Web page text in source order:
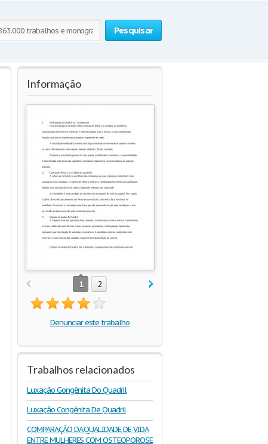
Pesquisar
Informação
1 2
Denunciar este trabalho
Trabalhos relacionados
Luxação Gongênita Do Quadril
Luxação Congênita De Quadril
COMPARAÇÃO DA QUALIDADE DE VIDA
ENTRE MULHERES COM OSTEOPOROSE